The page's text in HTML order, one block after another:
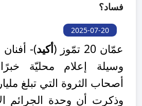
فساد؟
2025-07-20
عمّان 20 تمّوز ( أكيد)-
وسيلة إعلام محليّة
أصحاب الثروة التي تبلغ
وذكرت أن وحدة الجرائم